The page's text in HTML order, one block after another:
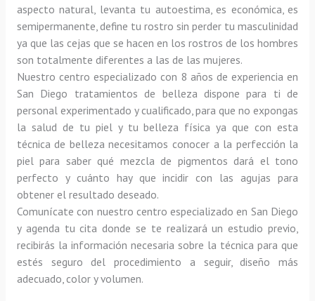
aspecto natural, levanta tu autoestima, es económica, es
semipermanente, define tu rostro sin perder tu masculinidad
ya que las cejas que se hacen en los rostros de los hombres
son totalmente diferentes a las de las mujeres.
Nuestro centro especializado con 8 años de experiencia en
San Diego tratamientos de belleza dispone para ti de
personal experimentado y cualificado, para que no expongas
la salud de tu piel y tu belleza física ya que con esta
técnica de belleza necesitamos conocer a la perfección la
piel para saber qué mezcla de pigmentos dará el tono
perfecto y cuánto hay que incidir con las agujas para
obtener el resultado deseado.
Comunícate con nuestro centro especializado en San Diego
y agenda tu cita donde se te realizará un estudio previo,
recibirás la información necesaria sobre la técnica para que
estés seguro del procedimiento a seguir, diseño más
adecuado, color y volumen.